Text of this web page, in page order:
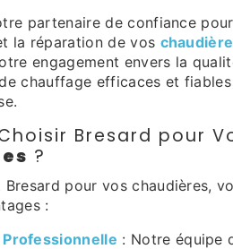
partenaire de confiance
la réparation de vos
engagement envers la
chauffage efficaces et
Bresard pour
?
Bresard pour vos chaudières,
:
: Notre équipe